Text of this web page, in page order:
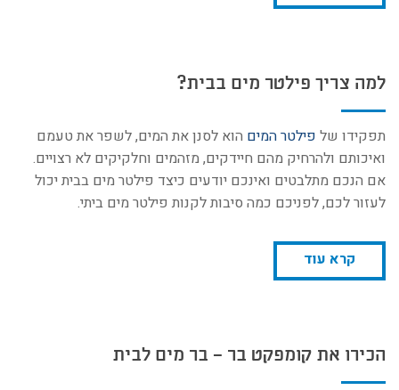
למה צריך פילטר מים בבית?
תפקידו של פילטר המים הוא לסנן את המים, לשפר את טעמם
ואיכותם ולהרחיק מהם חיידקים, מזהמים וחלקיקים לא רצויים.
אם הנכם מתלבטים ואינכם יודעים כיצד פילטר מים בבית יכול
לעזור לכם, לפניכם כמה סיבות לקנות פילטר מים ביתי.
קרא עוד
הכירו את קומפקט בר – בר מים לבית